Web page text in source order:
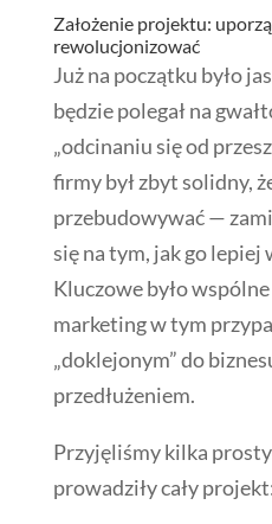
Założenie projektu:
rewolucjonizować
Już na początku było
będzie polegał na
„odcinaniu się od
firmy był zbyt solidny,
przebudowywać —
się na tym, jak go lepiej
Kluczowe było
marketing w tym
„doklejonym” do
przedłużeniem.
Przyjęliśmy kilka
prowadziły cały